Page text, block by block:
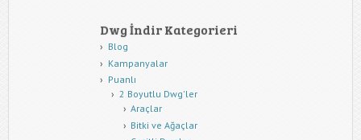
Dwg İndir Kategorieri
Blog
Kampanyalar
Puanlı
2 Boyutlu Dwg'ler
Araçlar
Bitki ve Ağaçlar